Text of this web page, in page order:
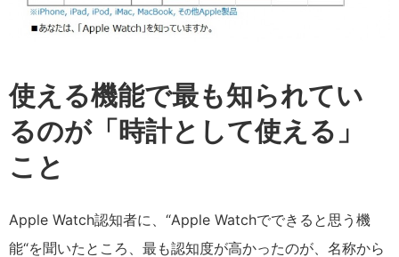
使える機能で最も知られてい
るのが「時計として使える」
こと
Apple Watch認知者に、“Apple Watchでできると思う機
能“を聞いたところ、最も認知度が高かったのが、名称から